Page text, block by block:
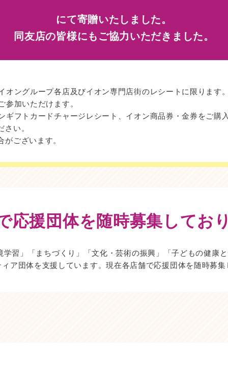
にて寄贈いたしました。
同友店の皆様にもご協力いただきました。
オングループ各店及びイオン専門店街のレシートに限ります
参加いただけます。
フトカードチャージレシート、イオン商品券・金券をご購
い。
ございます。
応援団体を随時募集してお
習」「まちづくり」「文化・芸術の振興」「子どもの健康
ア団体を支援しています。現在各店舗で応援団体を随時募